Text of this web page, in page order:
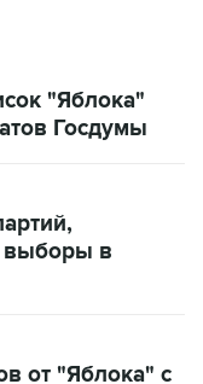
"Яблока"
Госдумы
выборы в
от "Яблока" с